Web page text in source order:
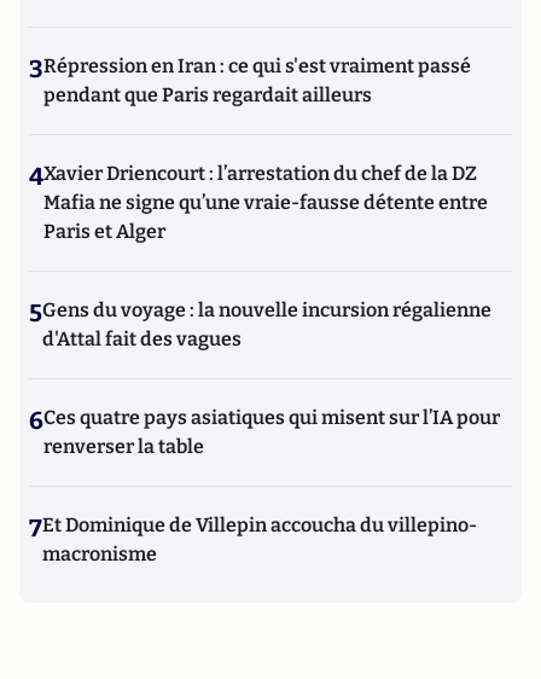
3Répression en Iran : ce qui s'est vraiment passé
pendant que Paris regardait ailleurs
4Xavier Driencourt : l’arrestation du chef de la DZ
Mafia ne signe qu’une vraie-fausse détente entre
Paris et Alger
5Gens du voyage : la nouvelle incursion régalienne
d'Attal fait des vagues
6Ces quatre pays asiatiques qui misent sur l’IA pour
renverser la table
7Et Dominique de Villepin accoucha du villepino-
macronisme